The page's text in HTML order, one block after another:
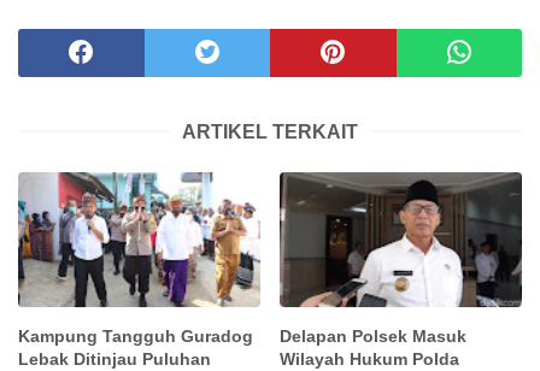
ARTIKEL TERKAIT
Kampung Tangguh Guradog
Lebak Ditinjau Puluhan
Delapan Polsek Masuk
Wilayah Hukum Polda